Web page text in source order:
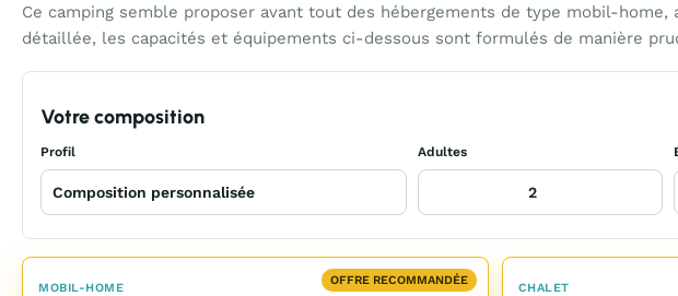
Ce camping semble proposer avant tout des hébergements de type mobil-
détaillée, les capacités et équipements ci-dessous sont formulés de manière
Votre composition
Profil Adultes
OFFRE RECOMMANDÉE
MOBIL-HOME CHALET